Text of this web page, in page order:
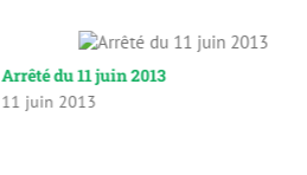
Arrêté du 11 juin 2013
11 juin 2013